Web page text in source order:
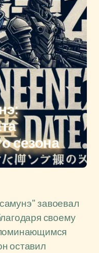
сезона
завоевал
своему
оставил